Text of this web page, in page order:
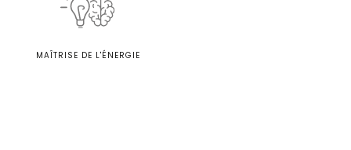
MAÎTRISE DE L'ÉNERGIE